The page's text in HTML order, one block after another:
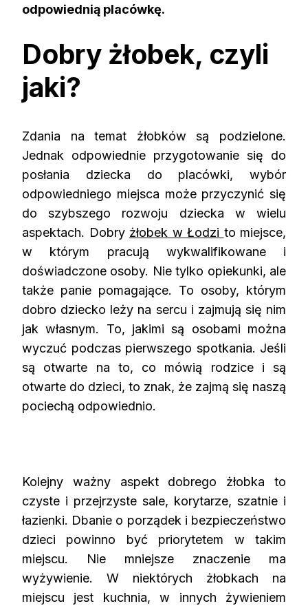
odpowiednią placówkę.
Dobry żłobek, czyli
jaki?
Zdania na temat żłobków są podzielone.
Jednak odpowiednie przygotowanie się do
posłania dziecka do placówki, wybór
odpowiedniego miejsca może przyczynić się
do szybszego rozwoju dziecka w wielu
aspektach. Dobry żłobek w Łodzi to miejsce,
w którym pracują wykwalifikowane i
doświadczone osoby. Nie tylko opiekunki, ale
także panie pomagające. To osoby, którym
dobro dziecko leży na sercu i zajmują się nim
jak własnym. To, jakimi są osobami można
wyczuć podczas pierwszego spotkania. Jeśli
są otwarte na to, co mówią rodzice i są
otwarte do dzieci, to znak, że zajmą się naszą
pociechą odpowiednio.
Kolejny ważny aspekt dobrego żłobka to
czyste i przejrzyste sale, korytarze, szatnie i
łazienki. Dbanie o porządek i bezpieczeństwo
dzieci powinno być priorytetem w takim
miejscu. Nie mniejsze znaczenie ma
wyżywienie. W niektórych żłobkach na
miejscu jest kuchnia, w innych żywieniem